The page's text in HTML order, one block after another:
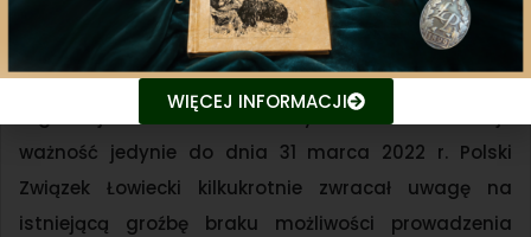
sprawie podziału województwa na obwody łowieckie
oraz zaliczenia obwodów łowieckich do
poszczególnych kategorii dotychczasowy podział
tego województwa na obwody łowieckie zachowuje
ważność jedynie do dnia 31 marca 2022 r. Polski
Związek Łowiecki kilkukrotnie zwracał uwagę na
istniejącą groźbę braku możliwości prowadzenia
WIĘCEJ INFORMACJI